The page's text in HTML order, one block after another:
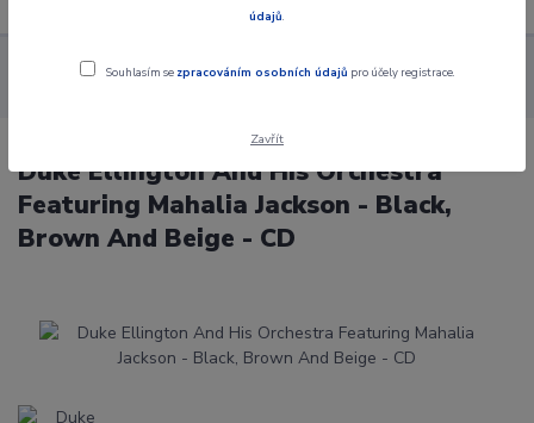
Alba CD
Duke Ellington And His Orchestra Featuring Mahalia
Duke Ellington And His Orchestra
Featuring Mahalia Jackson - Black,
Brown And Beige - CD
údajů.
Souhlasím se zpracováním osobních údajů pro účely registrace.
Zavřít